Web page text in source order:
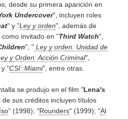
desde su primera aparición en
Undercover", incluyen roles
" y "Ley y orden", además de
invitado en "Third Watch",
", " Ley y orden: Unidad de
y Orden: Acción Criminal",
y "CSI: Miami", entre otras.
se produjo en el film "Lena's
sus créditos incluyen títulos
" (1998); "Rounders" (1999); "Al